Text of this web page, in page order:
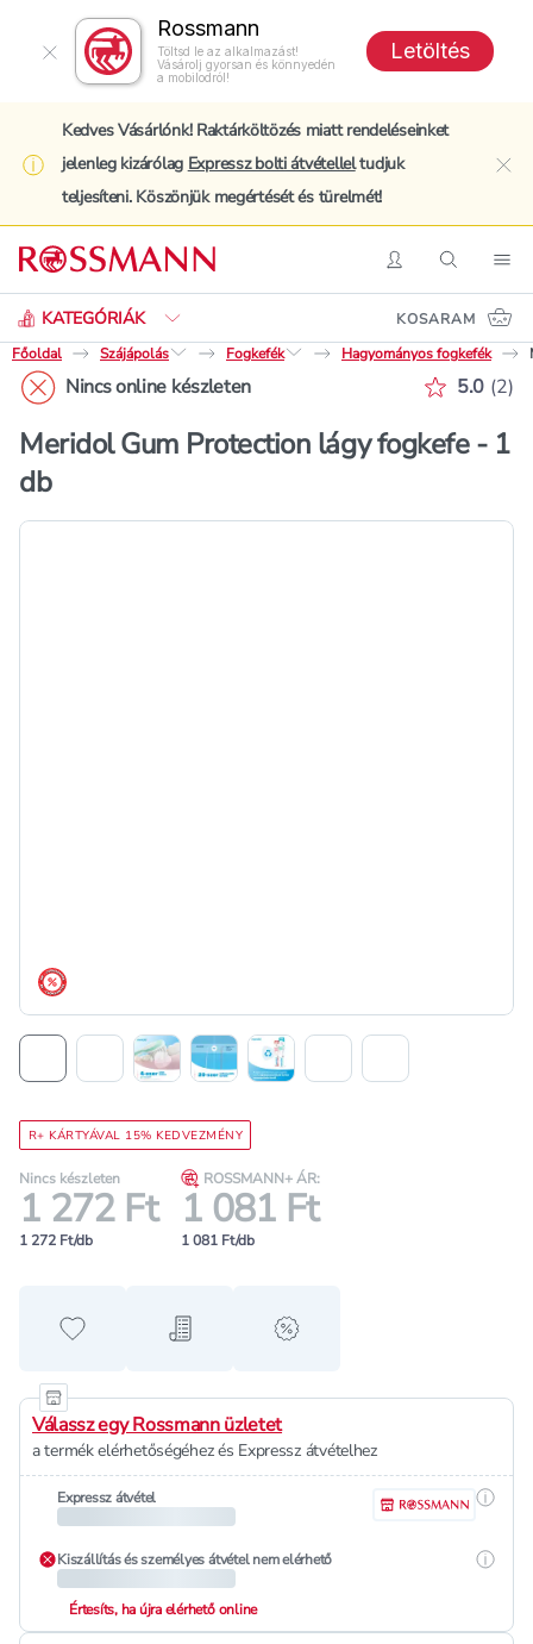
Rossmann
Töltsd le az alkalmazást!
Vásárolj gyorsan és könnyedén
a mobilodról!
Letöltés
Kedves Vásárlónk! Raktárköltözés miatt rendeléseinket
jelenleg kizárólag Expressz bolti átvételleltudjuk
teljesíteni. Köszönjük megértését és türelmét!
BelépésKeresés
KATEGÓRIÁK
Keresés
KOSARAM
Főoldal
Szájápolás Fogkefék Hagyományos fogkefék
Nincs online készleten 5.0 (2)
Meridol Gum Protection lágy fogkefe - 1
db
árréscsökkentés
R+ KÁRTYÁVAL 15% KEDVEZMÉNY
Nincs készleten
1 272 Ft
1 272 Ft/db
ROSSMANN+ ÁR:
1 081 Ft
1 081 Ft/db
Hozzáadás a kedvencekhez
Hozzáadás a bevásárló listához
alert when on sale
Válassz egy Rossmann üzletet
a termék elérhetőségéhez és Expressz átvételhez
Expressz átvétel
Kiszállítás és személyes átvétel nem elérhető
Értesíts, ha újra elérhető online